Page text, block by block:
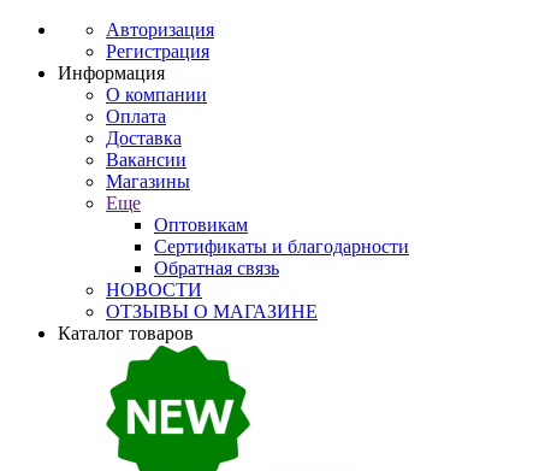
Авторизация
Регистрация
Информация
О компании
Оплата
Доставка
Вакансии
Магазины
Еще
Оптовикам
Сертификаты и благодарности
Обратная связь
НОВОСТИ
ОТЗЫВЫ О МАГАЗИНЕ
Каталог товаров